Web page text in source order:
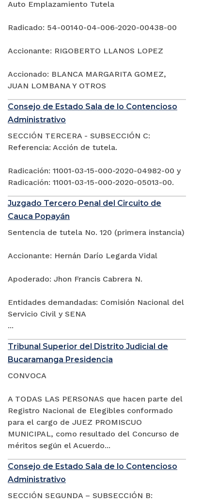
Auto Emplazamiento Tutela
Radicado: 54-00140-04-006-2020-00438-00
Accionante: RIGOBERTO LLANOS LOPEZ
Accionado: BLANCA MARGARITA GOMEZ,
JUAN LOMBANA Y OTROS
Consejo de Estado Sala de lo Contencioso
Administrativo
SECCIÓN TERCERA - SUBSECCIÓN C:
Referencia: Acción de tutela.
Radicación: 11001-03-15-000-2020-04982-00 y
Radicación: 11001-03-15-000-2020-05013-00.
Juzgado Tercero Penal del Circuito de
Cauca Popayán
Sentencia de tutela No. 120 (primera instancia)
Accionante: Hernán Darío Legarda Vidal
Apoderado: Jhon Francis Cabrera N.
Entidades demandadas: Comisión Nacional del
Servicio Civil y SENA
...
Tribunal Superior del Distrito Judicial de
Bucaramanga Presidencia
CONVOCA
A TODAS LAS PERSONAS que hacen parte del
Registro Nacional de Elegibles conformado
para el cargo de JUEZ PROMISCUO
MUNICIPAL, como resultado del Concurso de
méritos según el Acuerdo...
Consejo de Estado Sala de lo Contencioso
Administrativo
SECCIÓN SEGUNDA – SUBSECCIÓN B: